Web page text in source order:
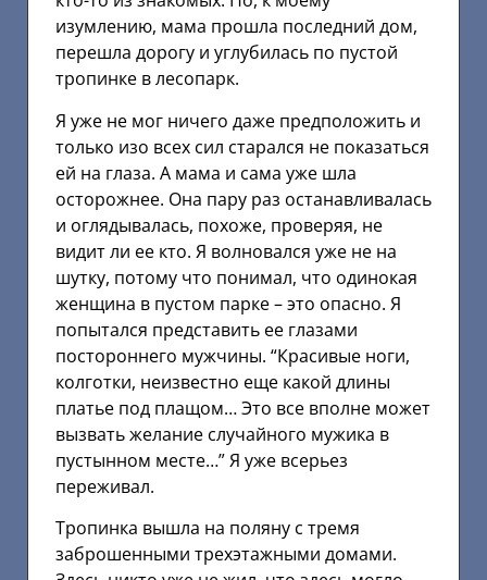
изумлению, мама прошла последний дом,
перешла дорогу и углубилась по пустой
тропинке в лесопарк.
Я уже не мог ничего даже предположить и
только изо всех сил старался не показаться
ей на глаза. А мама и сама уже шла
осторожнее. Она пару раз останавливалась
и оглядывалась, похоже, проверяя, не
видит ли ее кто. Я волновался уже не на
шутку, потому что понимал, что одинокая
женщина в пустом парке – это опасно. Я
попытался представить ее глазами
постороннего мужчины. “Красивые ноги,
колготки, неизвестно еще какой длины
платье под плащом… Это все вполне может
вызвать желание случайного мужика в
пустынном месте…” Я уже всерьез
переживал.
Тропинка вышла на поляну с тремя
заброшенными трехэтажными домами.